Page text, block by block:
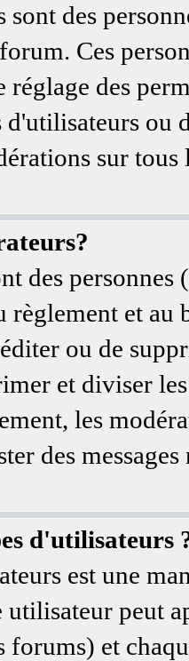
des
Ces
des
ou
sur tous
des
règlement et
ou de
et diviser
les
des
d'utilisateurs
est une
utilisateur peut
forums) et